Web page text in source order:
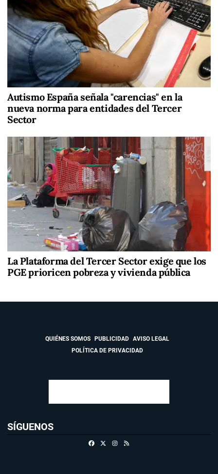
Autismo España señala "carencias" en la
nueva norma para entidades del Tercer
Sector
La Plataforma del Tercer Sector exige que los
PGE prioricen pobreza y vivienda pública
QUIÉNES SOMOS PUBLICIDAD
AVISO LEGAL
POLÍTICA DE PRIVACIDAD
SÍGUENOS
FacebookInstagram